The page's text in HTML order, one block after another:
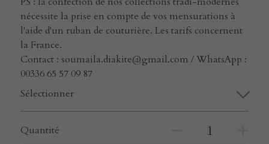
nécessite la prise en compte de vos mensurations à
l'aide d'un ruban de couturière. Les tarifs concernent
la France.
Contact : soumaila.diakite@gmail.com / WhatsApp :
00336 65 57 09 87
Sélectionner
Quantité